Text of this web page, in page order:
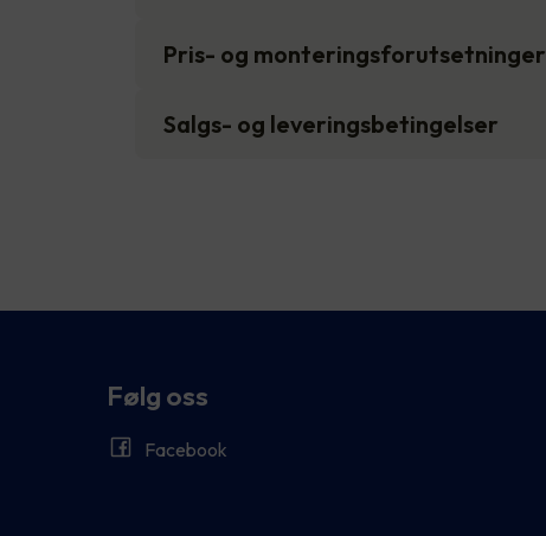
Pris- og monteringsforutsetninger
Salgs- og leveringsbetingelser
Følg oss
Facebook